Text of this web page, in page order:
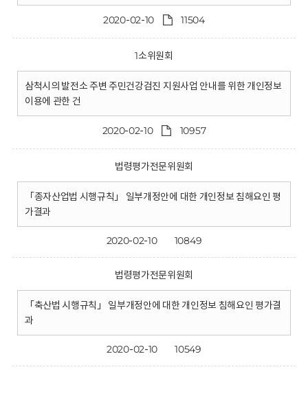
2020-02-10 11504
1소위원회
삼척시의 발전소 주변 주민건강검진 지원사업 안내를 위한 개인정보
이용에 관한 건
2020-02-10 10957
법령평가전문위원회
「종자산업법 시행규칙」 일부개정안에 대한 개인정보 침해요인 평
가결과
2020-02-10 10849
법령평가전문위원회
「축산법 시행규칙」 일부개정안에 대한 개인정보 침해요인 평가결
과
2020-02-10 10549